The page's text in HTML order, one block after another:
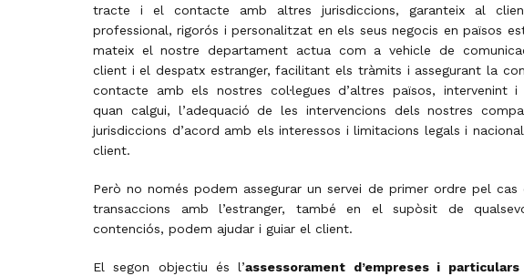
tracte i el contacte amb altres jurisdiccions, garanteix al
professional, rigorós i personalitzat en els seus negocis en països
mateix el nostre departament actua com a vehicle de
client i el despatx estranger, facilitant els tràmits i assegurant la
contacte amb els nostres col·legues d’altres països, intervenint i
quan calgui, l’adequació de les intervencions dels nostres
jurisdiccions d’acord amb els interessos i limitacions legals i
client.
Però no només podem assegurar un servei de primer ordre pel cas
transaccions amb l’estranger, també en el supòsit de
contenciós, podem ajudar i guiar el client.
El segon objectiu és l’assessorament d’empreses i